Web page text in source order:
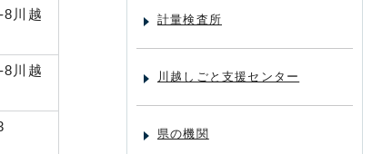
8川越
8川越
計量検査所
川越しごと支援センター
県の機関